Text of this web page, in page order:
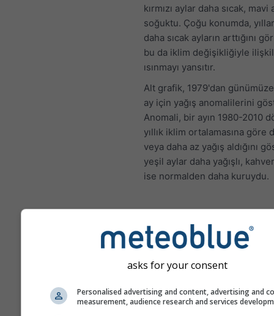
kırmızı aylar daha sıcak,
soğuktu. Çoğu konumda,
daha sıcak ayların arttığını
bu da iklim değişikliğiyle
ısınmayı yansıtır.
Alt grafik, 1979'dan
ay için yağış anomalilerini
Anomali, bir ayın 1980-2010
yıllık iklim ortalamasına göre
veya daha az yağış aldığını
yeşil aylar daha yağışlı,
ise normalden daha kuruydu.
İklim Değişikliği - Hinteri
sıcaklık ve yağış anomalisi
Jan Feb Mar
asks for your consent
Personalised advertising and content, advertising and
measurement, audience research and services